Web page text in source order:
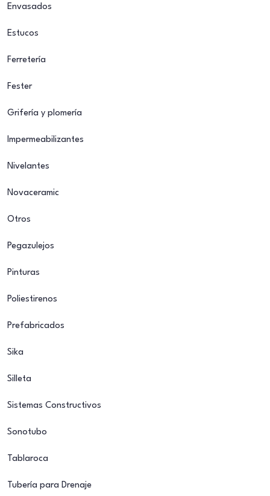
Envasados
Estucos
Ferretería
Fester
Grifería y plomería
Impermeabilizantes
Nivelantes
Novaceramic
Otros
Pegazulejos
Pinturas
Poliestirenos
Prefabricados
Sika
Silleta
Sistemas Constructivos
Sonotubo
Tablaroca
Tubería para Drenaje